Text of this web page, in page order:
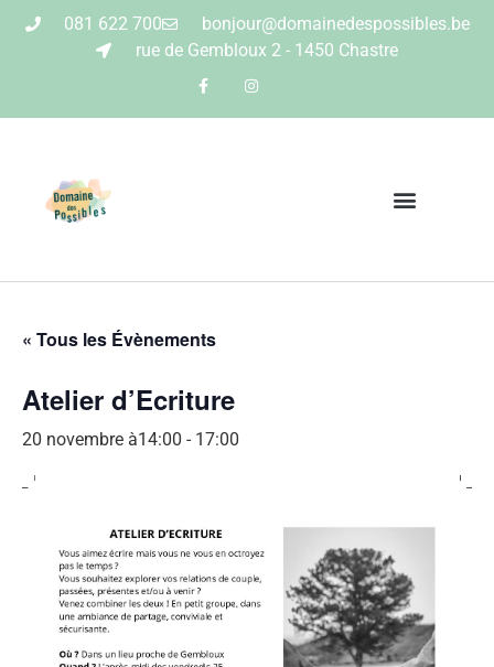
081 622 700
bonjour@domainedespossibles.be
rue de Gembloux 2 - 1450 Chastre
« Tous les Évènements
Atelier d’Ecriture
20 novembre à14:00 - 17:00